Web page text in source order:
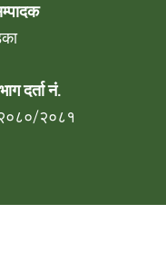
दर्ता नं.
२०८१